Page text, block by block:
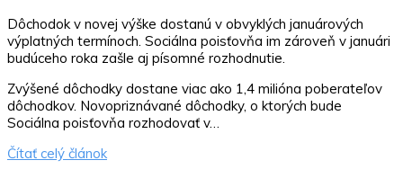
Dôchodok v novej výške dostanú v obvyklých januárových
výplatných termínoch. Sociálna poisťovňa im zároveň v januári
budúceho roka zašle aj písomné rozhodnutie.
Zvýšené dôchodky dostane viac ako 1,4 milióna poberateľov
dôchodkov. Novopriznávané dôchodky, o ktorých bude
Sociálna poisťovňa rozhodovať v…
Čítať celý článok